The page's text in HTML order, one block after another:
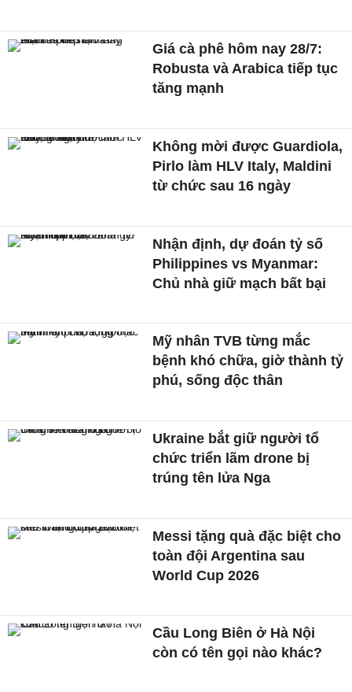
Giá cà phê hôm nay 28/7:
Robusta và Arabica tiếp tục
tăng mạnh
Không mời được Guardiola,
Pirlo làm HLV Italy, Maldini
từ chức sau 16 ngày
Nhận định, dự đoán tỷ số
Philippines vs Myanmar:
Chủ nhà giữ mạch bất bại
Mỹ nhân TVB từng mắc
bệnh khó chữa, giờ thành tỷ
phú, sống độc thân
Ukraine bắt giữ người tổ
chức triển lãm drone bị
trúng tên lửa Nga
Messi tặng quà đặc biệt cho
toàn đội Argentina sau
World Cup 2026
Cầu Long Biên ở Hà Nội
còn có tên gọi nào khác?